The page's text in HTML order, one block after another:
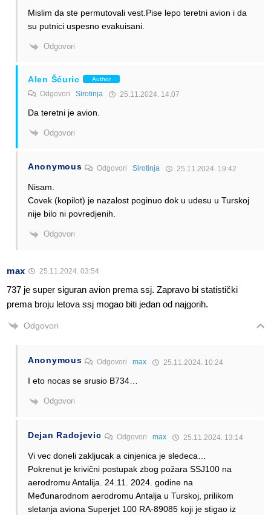
Mislim da ste permutovali vest.Pise lepo teretni avion i da
su putnici uspesno evakuisani.
Odgovori
Alen Šćuric Author
Odgovori Sirotinja 25.11.2024. 14:07
Da teretni je avion.
Odgovori
Anonymous OdgovoriSirotinja 25.11.2024. 19:42
Nisam.
Covek (kopilot) je nazalost poginuo dok u udesu u Turskoj
nije bilo ni povredjenih.
Odgovori
max 25.11.2024. 03:54
737 je super siguran avion prema ssj. Zapravo bi statistički
prema broju letova ssj mogao biti jedan od najgorih.
Odgovori
Anonymous Odgovorimax 25.11.2024. 10:24
I eto nocas se srusio B734…
Odgovori
Dejan Radojevic Odgovori max 25.11.2024. 13:14
Vi vec doneli zakljucak a cinjenica je sledeca…
Pokrenut je krivični postupak zbog požara SSJ100 na
aerodromu Antalija. 24.11. 2024. godine na
Međunarodnom aerodromu Antalja u Turskoj, prilikom
sletanja aviona Superjet 100 RA-89085 koji je stigao iz